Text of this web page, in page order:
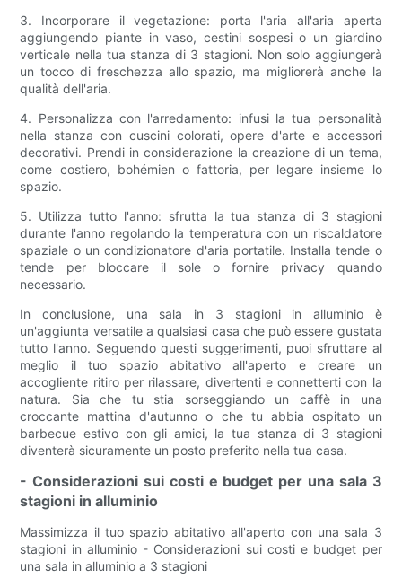
3. Incorporare il vegetazione: porta l'aria all'aria aperta
aggiungendo piante in vaso, cestini sospesi o un giardino
verticale nella tua stanza di 3 stagioni. Non solo aggiungerà
un tocco di freschezza allo spazio, ma migliorerà anche la
qualità dell'aria.
4. Personalizza con l'arredamento: infusi la tua personalità
nella stanza con cuscini colorati, opere d'arte e accessori
decorativi. Prendi in considerazione la creazione di un tema,
come costiero, bohémien o fattoria, per legare insieme lo
spazio.
5. Utilizza tutto l'anno: sfrutta la tua stanza di 3 stagioni
durante l'anno regolando la temperatura con un riscaldatore
spaziale o un condizionatore d'aria portatile. Installa tende o
tende per bloccare il sole o fornire privacy quando
necessario.
In conclusione, una sala in 3 stagioni in alluminio è
un'aggiunta versatile a qualsiasi casa che può essere gustata
tutto l'anno. Seguendo questi suggerimenti, puoi sfruttare al
meglio il tuo spazio abitativo all'aperto e creare un
accogliente ritiro per rilassare, divertenti e connetterti con la
natura. Sia che tu stia sorseggiando un caffè in una
croccante mattina d'autunno o che tu abbia ospitato un
barbecue estivo con gli amici, la tua stanza di 3 stagioni
diventerà sicuramente un posto preferito nella tua casa.
- Considerazioni sui costi e budget per una sala 3
stagioni in alluminio
Massimizza il tuo spazio abitativo all'aperto con una sala 3
stagioni in alluminio - Considerazioni sui costi e budget per
una sala in alluminio a 3 stagioni